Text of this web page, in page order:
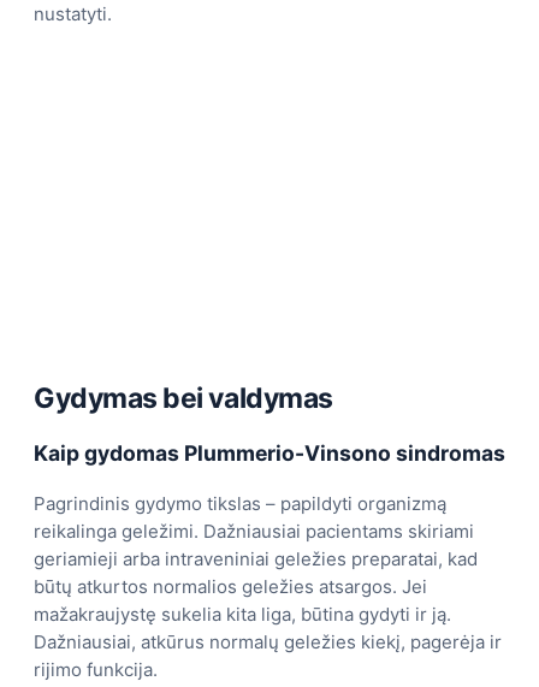
nustatyti.
Gydymas bei valdymas
Kaip gydomas Plummerio-Vinsono sindromas
Pagrindinis gydymo tikslas – papildyti organizmą
reikalinga geležimi. Dažniausiai pacientams skiriami
geriamieji arba intraveniniai geležies preparatai, kad
būtų atkurtos normalios geležies atsargos. Jei
mažakraujystę sukelia kita liga, būtina gydyti ir ją.
Dažniausiai, atkūrus normalų geležies kiekį, pagerėja ir
rijimo funkcija.